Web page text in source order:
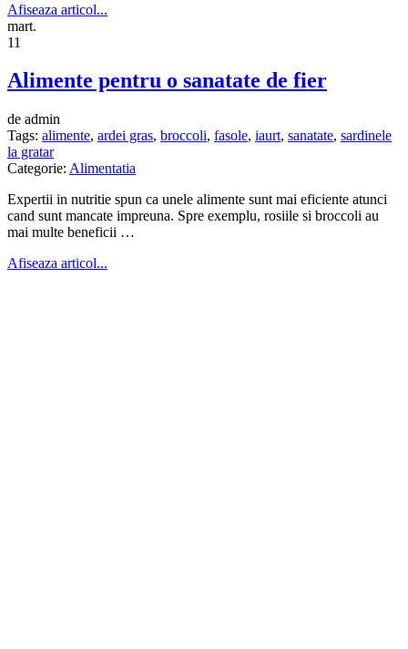
Afiseaza articol...
mart.
11
Alimente pentru o sanatate de fier
de admin
Tags: alimente, ardei gras, broccoli, fasole, iaurt, sanatate, sardinele
la gratar
Categorie: Alimentatia
Expertii in nutritie spun ca unele alimente sunt mai eficiente atunci
cand sunt mancate impreuna. Spre exemplu, rosiile si broccoli au
mai multe beneficii …
Afiseaza articol...